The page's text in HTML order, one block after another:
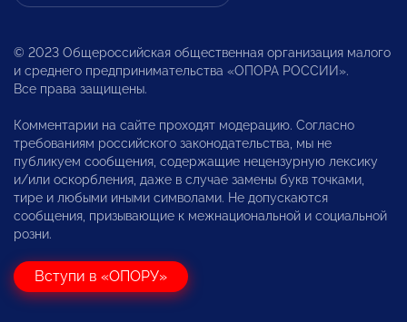
© 2023 Общероссийская общественная организация малого
и среднего предпринимательства «ОПОРА РОССИИ».
Все права защищены.
Комментарии на сайте проходят модерацию. Согласно
требованиям российского законодательства, мы не
публикуем сообщения, содержащие нецензурную лексику
и/или оскорбления, даже в случае замены букв точками,
тире и любыми иными символами. Не допускаются
сообщения, призывающие к межнациональной и социальной
розни.
Вступи в «ОПОРУ»